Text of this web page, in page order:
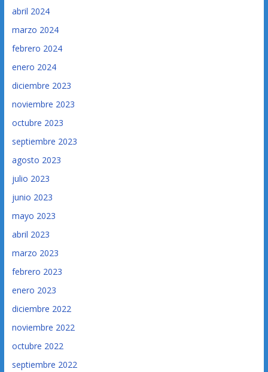
abril 2024
marzo 2024
febrero 2024
enero 2024
diciembre 2023
noviembre 2023
octubre 2023
septiembre 2023
agosto 2023
julio 2023
junio 2023
mayo 2023
abril 2023
marzo 2023
febrero 2023
enero 2023
diciembre 2022
noviembre 2022
octubre 2022
septiembre 2022